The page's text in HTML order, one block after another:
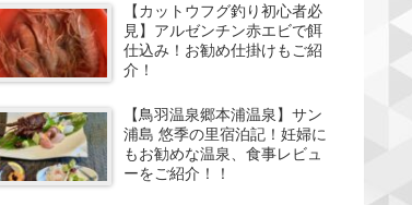
【カットウフグ釣り初心者必
見】アルゼンチン赤エビで餌
仕込み！お勧め仕掛けもご紹
介！
【鳥羽温泉郷本浦温泉】サン
浦島 悠季の里宿泊記！妊婦に
もお勧めな温泉、食事レビュ
ーをご紹介！！